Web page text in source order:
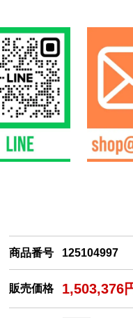
商品番号 125104997
販売価格 1,503,376